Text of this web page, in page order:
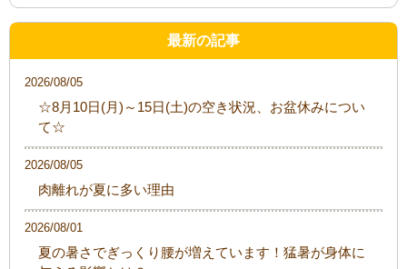
最新の記事
☆8月10日(月)～15日(土)の空き状況、お盆休みについ
て☆
2026/08/05
肉離れが夏に多い理由
2026/08/05
夏の暑さでぎっくり腰が増えています！猛暑が身体に
2026/08/01